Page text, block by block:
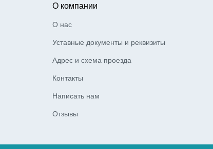
О компании
О нас
Уставные документы и реквизиты
Адрес и схема проезда
Контакты
Написать нам
Отзывы